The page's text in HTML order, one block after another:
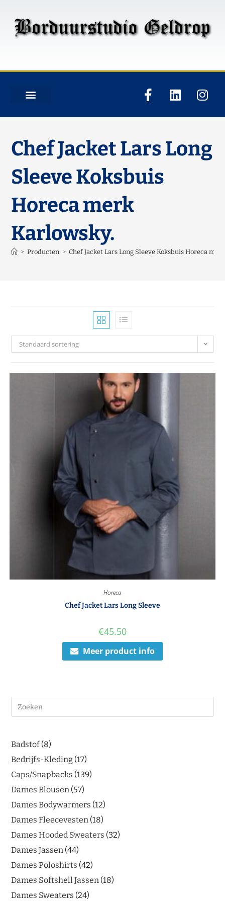
Chef Jacket Lars Long
Sleeve Koksbuis
Horeca merk
Karlowsky.
> Producten > Chef Jacket Lars Long Sleeve Koksbuis Horeca
Standaard sortering
Horeca
Chef Jacket Lars Long Sleeve
€45.50
Meer product info
Badstof 8
Bedrijfs-Kleding 17
Caps/Snapbacks 139
Dames Blousen 57
Dames Bodywarmers 12
Dames Fleecevesten 18
Dames Hooded Sweaters 32
Dames Jassen 44
Dames Poloshirts 42
Dames Softshell Jassen 18
Dames Sweaters 24